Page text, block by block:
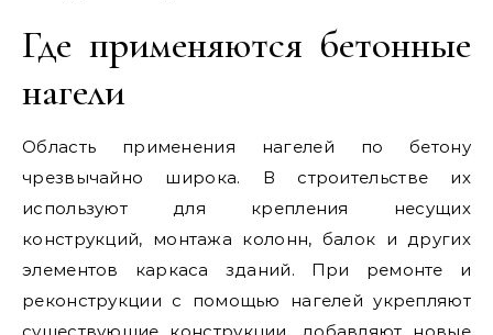
Где применяются бетонные
нагели
Область применения нагелей по бетону
чрезвычайно широка. В строительстве их
используют для крепления несущих
конструкций, монтажа колонн, балок и других
элементов каркаса зданий. При ремонте и
реконструкции с помощью нагелей укрепляют